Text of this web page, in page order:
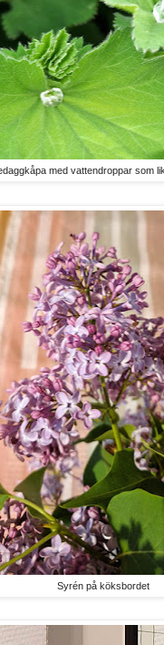
med vattendroppar som
Syrén på köksbordet